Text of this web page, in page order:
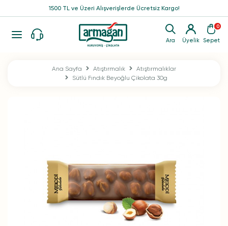
Ara Üyelik
0
Sepet
1500 TL ve Üzeri Alışverişlerde Ücretsiz Kargo!
Ana Sayfa Atıştırmalık
Atıştırmalıklar
Sütlü Fındık Beyoğlu Çikolata 30g